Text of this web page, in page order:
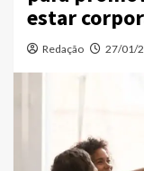
estar
Redação 27/01/